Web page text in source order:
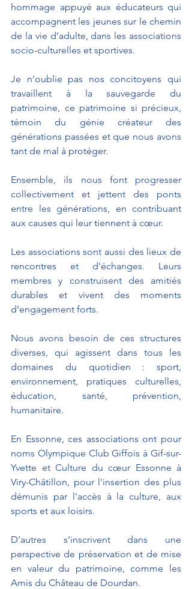
hommage appuyé aux éducateurs qui
accompagnent les jeunes sur le chemin
de la vie d’adulte, dans les associations
socio-culturelles et sportives.
Je n’oublie pas nos concitoyens qui
travaillent à la sauvegarde du
patrimoine, ce patrimoine si précieux,
témoin du génie créateur des
générations passées et que nous avons
tant de mal à protéger.
Ensemble, ils nous font progresser
collectivement et jettent des ponts
entre les générations, en contribuant
aux causes qui leur tiennent à cœur.
Les associations sont aussi des lieux de
rencontres et d'échanges. Leurs
membres y construisent des amitiés
durables et vivent des moments
d’engagement forts.
Nous avons besoin de ces structures
diverses, qui agissent dans tous les
domaines du quotidien : sport,
environnement, pratiques culturelles,
éducation, santé, prévention,
humanitaire.
En Essonne, ces associations ont pour
noms Olympique Club Giffois à Gif-sur-
Yvette et Culture du cœur Essonne à
Viry-Châtillon, pour l'insertion des plus
démunis par l'accès à la culture, aux
sports et aux loisirs.
D’autres s’inscrivent dans une
perspective de préservation et de mise
en valeur du patrimoine, comme les
Amis du Château de Dourdan.